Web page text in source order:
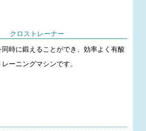
クロストレーナー
同時に鍛えることができ、効率よく有酸
ーニングマシンです。